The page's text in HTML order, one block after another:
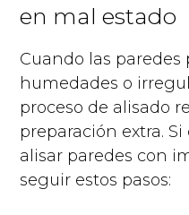
en mal estado
Cuando las
humedades o
proceso de alisado
preparación extra.
alisar paredes con
seguir estos pasos: